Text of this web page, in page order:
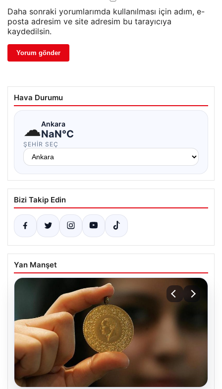
Daha sonraki yorumlarımda kullanılması için adım, e-
posta adresim ve site adresim bu tarayıcıya
kaydedilsin.
Hava Durumu
☁Ankara
NaN°C
ŞEHIR SEÇ
Bizi Takip Edin
Yan Manşet